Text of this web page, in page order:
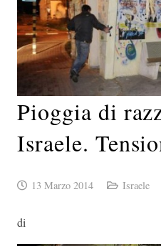
Pioggia di
Israele.
13 Marzo 2014 Israele
di